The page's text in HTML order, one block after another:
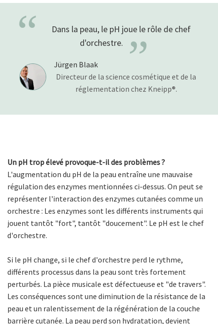
“
Dans la peau, le pH joue le rôle de chef
d'orchestre.
”
Jürgen Blaak
Directeur de la science cosmétique et de la
réglementation chez Kneipp®.
Un pH trop élevé provoque-t-il des problèmes ?
L'augmentation du pH de la peau entraîne une mauvaise
régulation des enzymes mentionnées ci-dessus. On peut se
représenter l'interaction des enzymes cutanées comme un
orchestre : Les enzymes sont les différents instruments qui
jouent tantôt "fort", tantôt "doucement". Le pH est le chef
d'orchestre.
Si le pH change, si le chef d'orchestre perd le rythme,
différents processus dans la peau sont très fortement
perturbés. La pièce musicale est défectueuse et "de travers".
Les conséquences sont une diminution de la résistance de la
peau et un ralentissement de la régénération de la couche
barrière cutanée. La peau perd son hydratation, devient